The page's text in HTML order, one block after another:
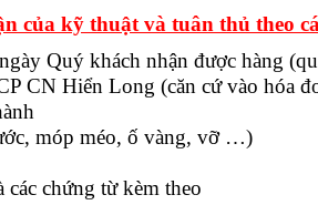
của kỹ thuật và tuân thủ theo
Quý khách nhận được hàng
CN Hiển Long (căn cứ vào hóa
móp méo, ố vàng, vỡ …)
chứng từ kèm theo